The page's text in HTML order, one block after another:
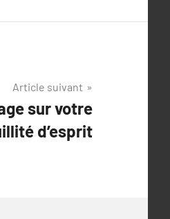
Article suivant
sur votre
d’esprit